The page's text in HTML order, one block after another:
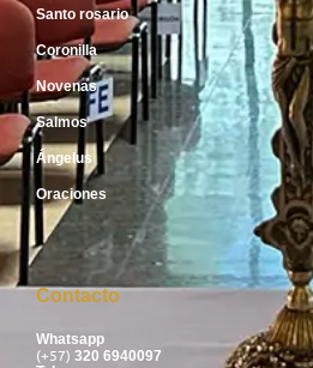
Santo rosario
Coronilla
Novenas
Salmos
Ángelus
Oraciones
Contacto
Whatsapp
(+57) 320 6940097